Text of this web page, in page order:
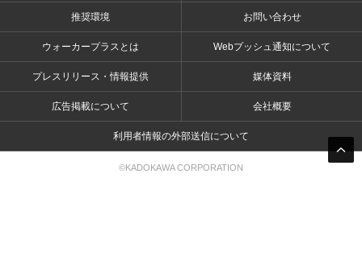
推奨環境 お問い合わせ
ウォーカープラスとは Webプッシュ通知について
プレスリリース・情報提供 媒体資料
広告掲載について 会社概要
利用者情報の外部送信について
©KADOKAWA CORPORATION